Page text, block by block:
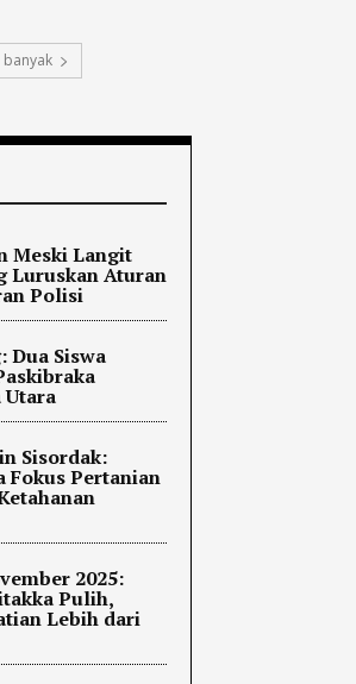
Meski Langit
Luruskan Aturan
Polisi
Dua Siswa
Utara
Sisordak:
Fokus Pertanian
2025:
Pulih,
Lebih dari